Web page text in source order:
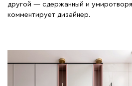
другой — сдержанный и
комментирует дизайнер.